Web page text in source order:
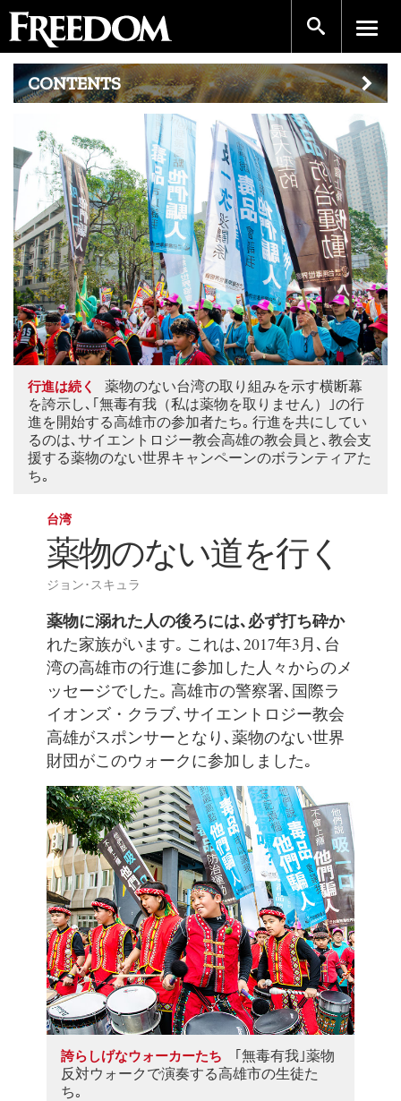
CONTENTS
行進は続く
薬物のない台湾の取り組みを示す横断幕
を誇示し､｢無毒有我（私は薬物を取りません）｣の行
進を開始する高雄市の参加者たち｡ 行進を共にしてい
るのは､サイエントロジー教会高雄の教会員と､教会支
援する薬物のない世界キャンペーンのボランティアた
ち｡
台湾
薬物のない道を行く
ジョン･スキュラ
薬物に溺れた人の後ろには､必ず打ち砕か
れた家族がいます｡ これは､2017年3月､台
湾の高雄市の行進に参加した人々からのメ
ッセージでした｡ 高雄市の警察署､国際ラ
イオンズ・クラブ､サイエントロジー教会
高雄がスポンサーとなり､薬物のない世界
財団がこのウォークに参加しました｡
誇らしげなウォーカーたち
｢無毒有我｣薬物
反対ウォークで演奏する高雄市の生徒た
ち｡